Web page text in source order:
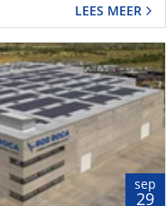
LEES MEER
sep
29